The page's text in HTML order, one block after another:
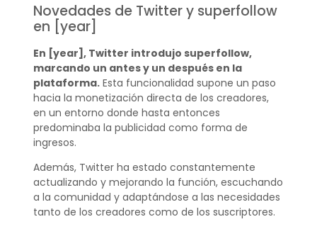
Novedades de Twitter y superfollow
en [year]
En [year], Twitter introdujo superfollow,
marcando un antes y un después en la
plataforma.Esta funcionalidad supone un paso
hacia la monetización directa de los creadores,
en un entorno donde hasta entonces
predominaba la publicidad como forma de
ingresos.
Además, Twitter ha estado constantemente
actualizando y mejorando la función, escuchando
a la comunidad y adaptándose a las necesidades
tanto de los creadores como de los suscriptores.